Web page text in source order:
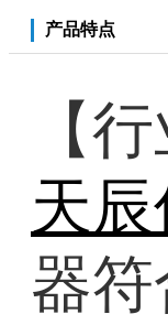
产品特点
【
天
器